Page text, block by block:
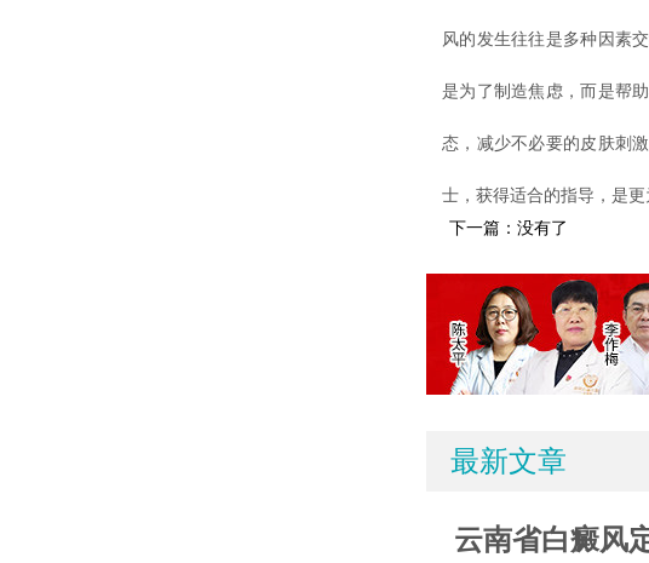
风的发生往往是多种因素
是为了制造焦虑，而是帮
态，减少不必要的皮肤刺
士，获得适合的指导，是更
下一篇：没有了
最新文章
云南省白癜风